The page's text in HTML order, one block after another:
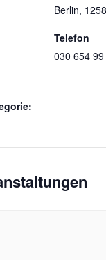
Berlin,
Telefon
030 654 99